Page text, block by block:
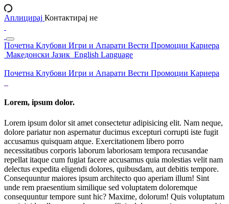
Аплицирај Контактирај не
Почетна Клубови Игри и Апарати Вести Промоции Кариера
Македонски Јазик English Language
Почетна Клубови Игри и Апарати Вести Промоции Кариера
Lorem, ipsum dolor.
Lorem ipsum dolor sit amet consectetur adipisicing elit. Nam neque,
dolore pariatur non aspernatur ducimus excepturi corrupti iste fugit
accusamus quisquam atque. Exercitationem libero porro
necessitatibus corporis laborum laboriosam tempora recusandae
repellat itaque cum fugiat facere accusamus quia molestias velit nam
delectus expedita eligendi dolores, quibusdam, aut debitis tempore.
Consequuntur maiores ipsum architecto quo aperiam illum! Sint
unde rem praesentium similique sed voluptatem doloremque
consequuntur tempore sunt hic? Maxime, dolorum! Quis voluptatum